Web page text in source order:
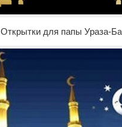
Открытки для папы Ураза-